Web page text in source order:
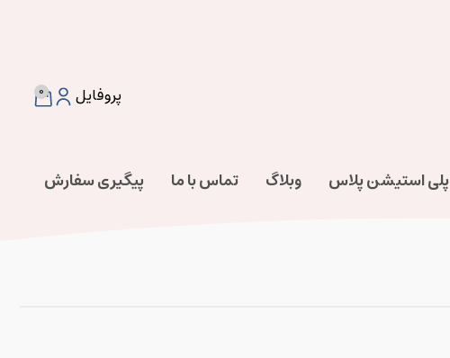
0 پروفایل
پلی استیشن پلاس وبلاگ تماس با ما پیگیری سفارش